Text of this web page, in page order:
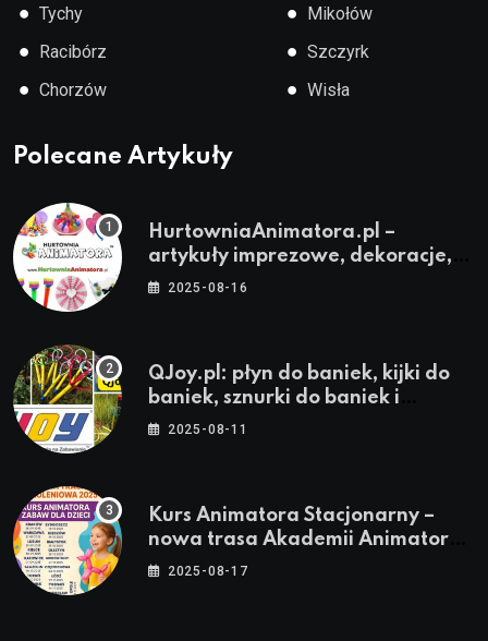
● Tychy
● Racibórz
● Chorzów
● Mikołów
● Szczyrk
● Wisła
Polecane Artykuły
HurtowniaAnimatora.pl –
artykuły imprezowe, dekoracje,
stroje i akcesoria dla animatorów
2025-08-16
QJoy.pl: płyn do baniek, kijki do
baniek, sznurki do baniek i
zestawy do baniek
2025-08-11
Kurs Animatora Stacjonarny –
nowa trasa Akademii Animatora
– jesień 2025
2025-08-17